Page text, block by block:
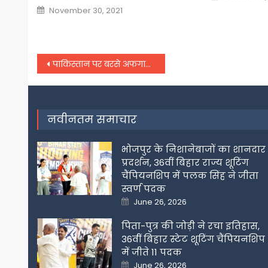
Posted
on
November 30, 2021
Post
navigation
पाकिस्तान पर बरसे अफगानिस्तान के राष्ट्रपति,
नवीनतम समाचार
भोजपुर के निशानेबाजों का शानदार
प्रदर्शन, 36वीं बिहार राज्य शूटिंग
चैंपियनशिप में पलक सिंह ने जीता
स्वर्ण पदक
Posted
on
June 26, 2026
पिता-पुत्र की जोड़ी ने रचा इतिहास,
36वीं बिहार स्टेट शूटिंग चैंपियनशिप
में जीते 11 पदक
Posted
June 26, 2026